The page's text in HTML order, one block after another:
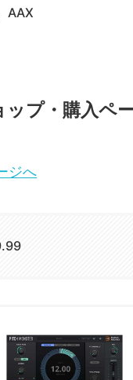
AAX
プ・購入ペ
ジへ